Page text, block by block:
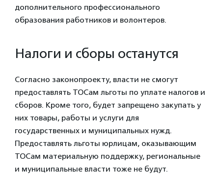
дополнительного профессионального
образования работников и волонтеров.
Налоги и сборы останутся
Согласно законопроекту, власти не смогут
предоставлять ТОСам льготы по уплате налогов и
сборов. Кроме того, будет запрещено закупать у
них товары, работы и услуги для
государственных и муниципальных нужд.
Предоставлять льготы юрлицам, оказывающим
ТОСам материальную поддержку, региональные
и муниципальные власти тоже не будут.